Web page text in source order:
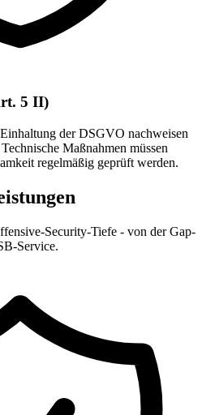
5 II)
der DSGVO nachweisen
Maßnahmen müssen
regelmäßig geprüft werden.
Security-Tiefe - von der Gap-
Service.